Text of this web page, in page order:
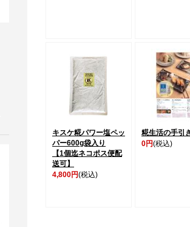
キスケ糀パワー塩ペッ
パー600g袋入り
【1個迄ネコポス便配
送可】
4,800円(税込)
糀生活の手引
0円(税込)